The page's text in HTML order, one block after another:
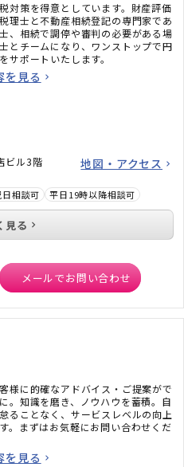
対策を得意としています。財産評価
理士と不動産相続登記の専門家であ
、相続で調停や審判の必要がある場
とチームになり、ワンストップで円
サポートいたします。
を見る
ビル3階 地図・アクセス
相談可 平日19時以降相談可
見る
メールでお問い合わせ
様に的確なアドバイス・ご提案がで
。知識を磨き、ノウハウを蓄積。自
ることなく、サービスレベルの向上
。まずはお気軽にお問い合わせくだ
を見る